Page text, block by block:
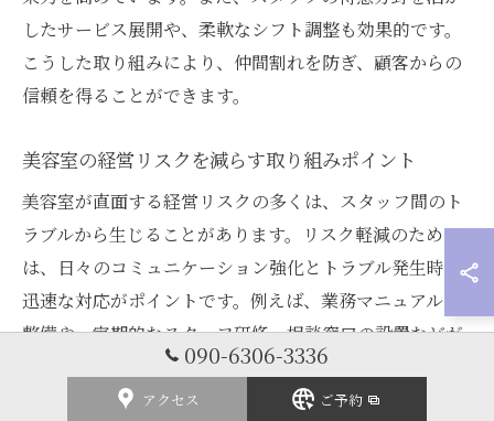
したサービス展開や、柔軟なシフト調整も効果的です。
こうした取り組みにより、仲間割れを防ぎ、顧客からの
信頼を得ることができます。
美容室の経営リスクを減らす取り組みポイント
美容室が直面する経営リスクの多くは、スタッフ間のト
ラブルから生じることがあります。リスク軽減のために
は、日々のコミュニケーション強化とトラブル発生時の
迅速な対応がポイントです。例えば、業務マニュアルの
整備や、定期的なスタッフ研修、相談窓口の設置などが
挙げられます。また、問題が発生した際には、第三者を
交えて公正な話し合いを行うことで、感情的な対立を防
090-6306-3336
アクセス ご予約